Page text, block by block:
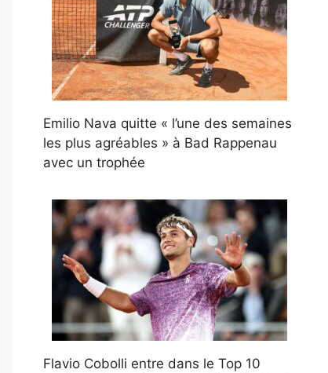
Emilio Nava quitte « l’une des semaines
les plus agréables » à Bad Rappenau
avec un trophée
Flavio Cobolli entre dans le Top 10